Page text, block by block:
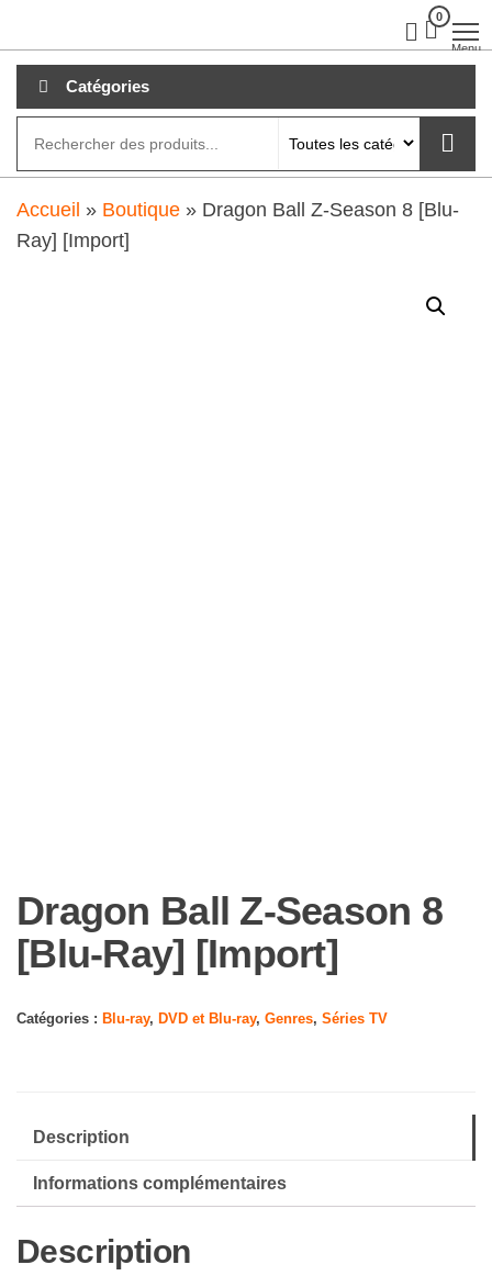
au
contenu
0
Menu
Catégories
Accueil » Boutique » Dragon Ball Z-Season 8 [Blu-
Ray] [Import]
Dragon Ball Z-Season 8
[Blu-Ray] [Import]
Catégories : Blu-ray, DVD et Blu-ray, Genres, Séries TV
Description
Informations complémentaires
Description